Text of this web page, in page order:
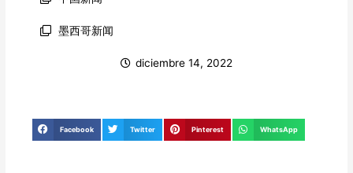
墨西哥新闻
diciembre 14, 2022
Facebook Twitter Pinterest WhatsApp